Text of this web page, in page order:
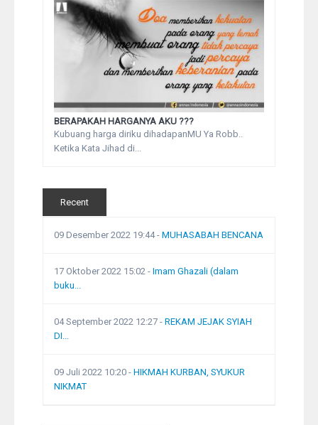
BERAPAKAH HARGANYA AKU ???
Kubuang harga diriku dihadapanMU Ya Robb..
Ketika Kata Jihad di...
Recent
09 Desember 2022 19:44- MUHASABAH BENCANA
17 Oktober 2022 15:02 - Imam Ghazali (dalam
buku...
04 September 2022 12:27 - REKAM JEJAK SYIAH
DI...
09 Juli 2022 10:20 - HIKMAH KURBAN, SYUKUR
NIKMAT